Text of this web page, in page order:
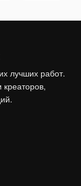
лучших работ.